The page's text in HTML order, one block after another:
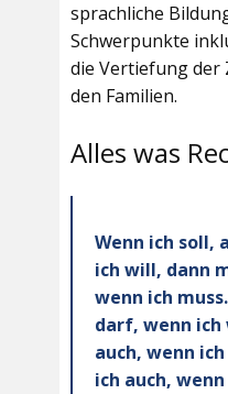
sprachliche
Schwerpunkte
die Vertiefung der
den Familien.
Alles was
Wenn ich soll,
ich will, dann
wenn ich
darf, wenn ich
auch, wenn
ich auch,